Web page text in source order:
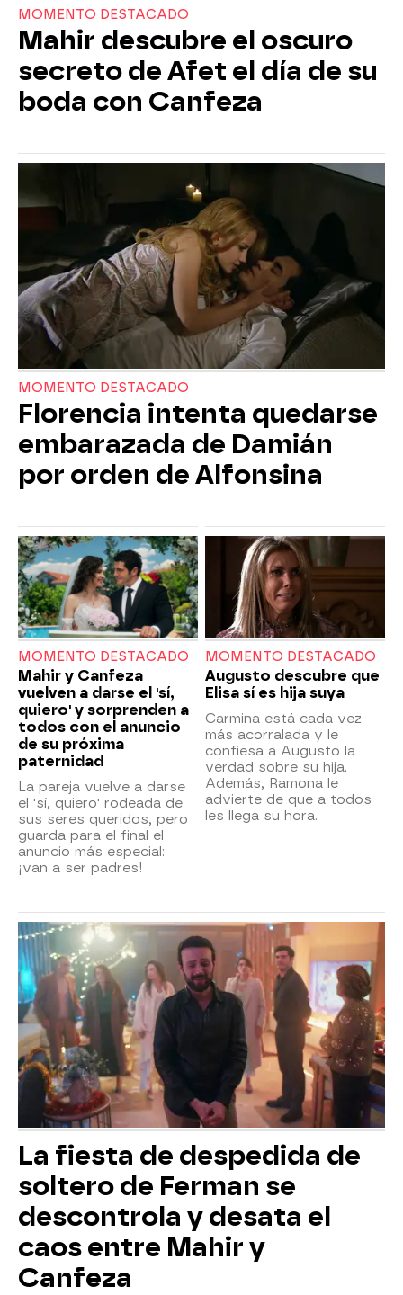
MOMENTO DESTACADO
Mahir descubre el oscuro
secreto de Afet el día de su
boda con Canfeza
MOMENTO DESTACADO
Florencia intenta quedarse
embarazada de Damián
por orden de Alfonsina
MOMENTO DESTACADO
Mahir y Canfeza
vuelven a darse el 'sí,
quiero' y sorprenden a
todos con el anuncio
de su próxima
paternidad
La pareja vuelve a darse
el 'sí, quiero' rodeada de
sus seres queridos, pero
guarda para el final el
anuncio más especial:
¡van a ser padres!
MOMENTO DESTACADO
Augusto descubre que
Elisa sí es hija suya
Carmina está cada vez
más acorralada y le
confiesa a Augusto la
verdad sobre su hija.
Además, Ramona le
advierte de que a todos
les llega su hora.
La fiesta de despedida de
soltero de Ferman se
descontrola y desata el
caos entre Mahir y
Canfeza